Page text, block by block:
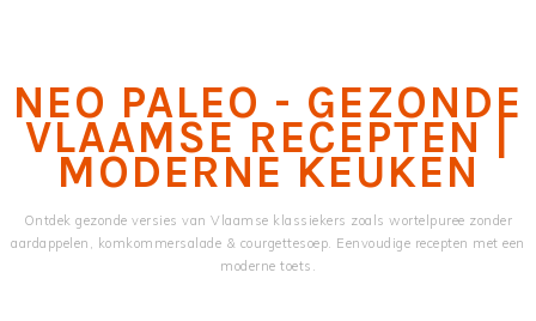
content
sidebar
NEO PALEO - GEZONDE
VLAAMSE RECEPTEN |
MODERNE KEUKEN
Ontdek gezonde versies van Vlaamse klassiekers zoals wortelpuree zonder
aardappelen, komkommersalade & courgettesoep. Eenvoudige recepten met een
moderne toets.